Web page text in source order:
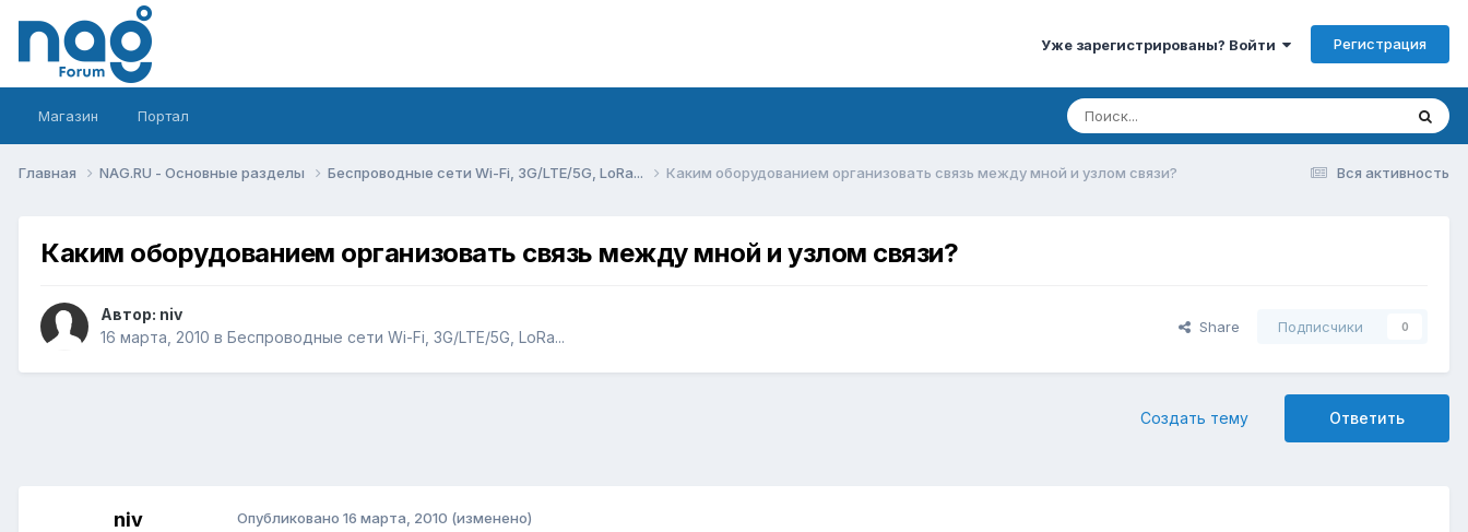
Уже зарегистрированы? Войти Регистрация
Магазин Портал
Вся активность
Главная NAG.RU - Основные разделы Беспроводные сети Wi-Fi, 3G/LTE/5G, LoRa... Каким оборудованием организовать связь между мной и узлом связи?
Каким оборудованием организовать связь между мной и узлом связи?
Автор: niv
16 марта, 2010 в Беспроводные сети Wi-Fi, 3G/LTE/5G, LoRa...
Share Подписчики 0
Ответить
Создать тему
niv Опубликовано 16 марта, 2010 (изменено)